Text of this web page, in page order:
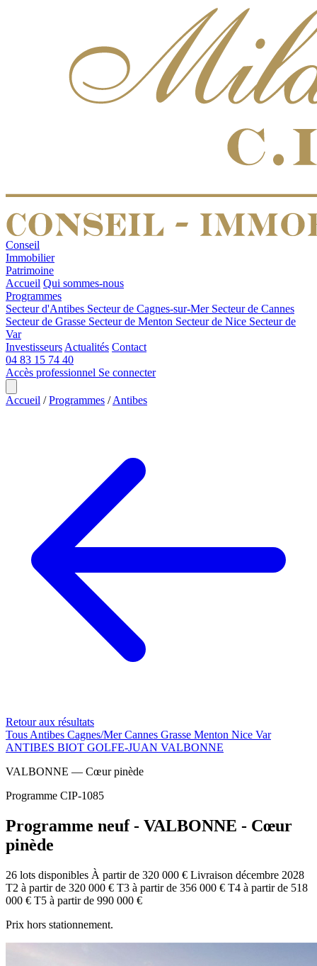
Conseil
Immobilier
Patrimoine
Accueil Qui sommes-nous
Programmes
Secteur d'Antibes Secteur de Cagnes-sur-Mer Secteur de Cannes
Secteur de Grasse Secteur de Menton Secteur de Nice Secteur de
Var
Investisseurs Actualités Contact
04 83 15 74 40
Accès professionnel Se connecter
Accueil / Programmes / Antibes
Retour aux résultats
Tous Antibes Cagnes/MerCannes Grasse Menton Nice Var
ANTIBES BIOT GOLFE-JUAN VALBONNE
VALBONNE — Cœur pinède
Programme CIP-1085
Programme neuf - VALBONNE - Cœur
pinède
26 lots disponibles À partir de 320 000 € Livraison décembre 2028
T2 à partir de 320 000 € T3 à partir de 356 000 € T4 à partir de 518
000 € T5 à partir de 990 000 €
Prix hors stationnement.